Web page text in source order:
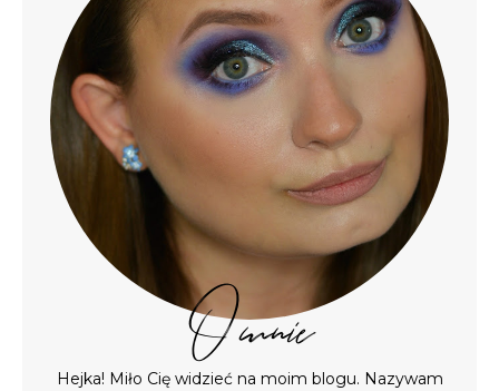
O mnie
Hejka! Miło Cię widzieć na moim blogu. Nazywam